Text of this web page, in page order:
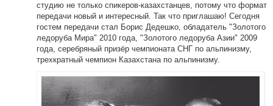
студию не только спикеров-казахстанцев, потому что формат
передачи новый и интересный. Так что приглашаю! Сегодня
гостем передачи стал Борис Дедешко, обладатель "Золотого
ледоруба Мира" 2010 года, "Золотого ледоруба Азии" 2009
года, серебряный призёр чемпионата СНГ по альпинизму,
трехкратный чемпион Казахстана по альпинизму.